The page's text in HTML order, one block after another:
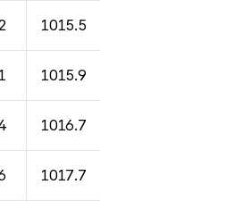
1015.5
1015.9
1016.7
1017.7